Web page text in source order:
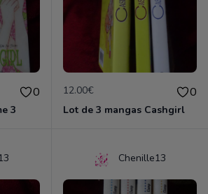
0
3
12.00€ 0
Lot de 3 mangas Cashgirl
Chenille13